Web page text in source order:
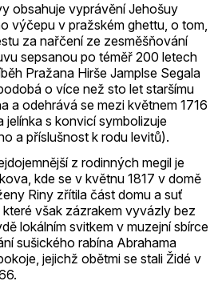
obsahuje vyprávění Jehošuy
výčepu v pražském ghettu, o tom,
za nařčení ze zesměšňování
sepsanou po téměř 200 letech
Pražana Hirše Jamplse Segala
o více než sto let staršímu
a odehrává se mezi květnem 1716
jelínka s konvicí symbolizuje
a příslušnost k rodu levitů).
z rodinných megil je
kde se v květnu 1817 v domě
Riny zřítila část domu a suť
které však zázrakem vyvázly bez
lokálním svitkem v muzejní sbírce
sušického rabína Abrahama
jejichž obětmi se stali Židé v